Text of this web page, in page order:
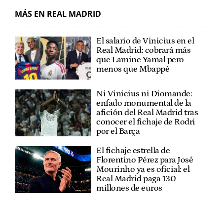
MÁS EN REAL MADRID
El salario de Vinicius en el
Real Madrid: cobrará más
que Lamine Yamal pero
menos que Mbappé
Ni Vinicius ni Diomande:
enfado monumental de la
afición del Real Madrid tras
conocer el fichaje de Rodri
por el Barça
El fichaje estrella de
Florentino Pérez para José
Mourinho ya es oficial: el
Real Madrid paga 130
millones de euros